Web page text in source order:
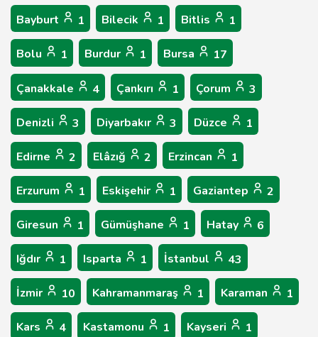
Bayburt 1 Bilecik 1 Bitlis 1
Bolu 1 Burdur 1 Bursa 17
Çanakkale 4 Çankırı 1 Çorum 3
Denizli 3 Diyarbakır 3 Düzce 1
Edirne 2 Elâzığ 2 Erzincan 1
Erzurum 1 Eskişehir 1 Gaziantep 2
Giresun 1 Gümüşhane 1 Hatay 6
Iğdır 1 Isparta 1 İstanbul 43
İzmir 10 Kahramanmaraş 1 Karaman 1
Kars 4 Kastamonu 1 Kayseri 1